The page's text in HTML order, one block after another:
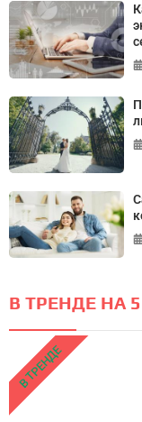
В ТРЕНДЕ НА
В ТРЕНДЕ